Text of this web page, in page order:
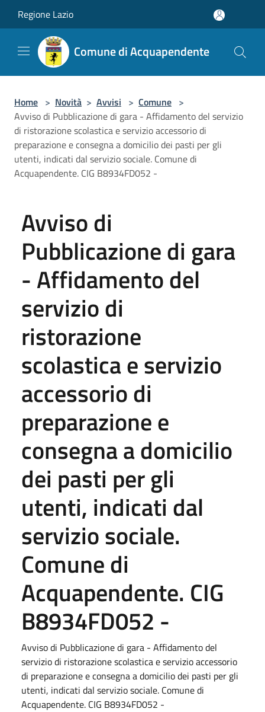
Regione Lazio
Comune di Acquapendente
Home > Novità > Avvisi > Comune >
Avviso di Pubblicazione di gara - Affidamento del servizio
di ristorazione scolastica e servizio accessorio di
preparazione e consegna a domicilio dei pasti per gli
utenti, indicati dal servizio sociale. Comune di
Acquapendente. CIG B8934FD052 -
Avviso di
Pubblicazione di gara
- Affidamento del
servizio di
ristorazione
scolastica e servizio
accessorio di
preparazione e
consegna a domicilio
dei pasti per gli
utenti, indicati dal
servizio sociale.
Comune di
Acquapendente. CIG
B8934FD052 -
Avviso di Pubblicazione di gara - Affidamento del
servizio di ristorazione scolastica e servizio accessorio
di preparazione e consegna a domicilio dei pasti per gli
utenti, indicati dal servizio sociale. Comune di
Acquapendente. CIG B8934FD052 -